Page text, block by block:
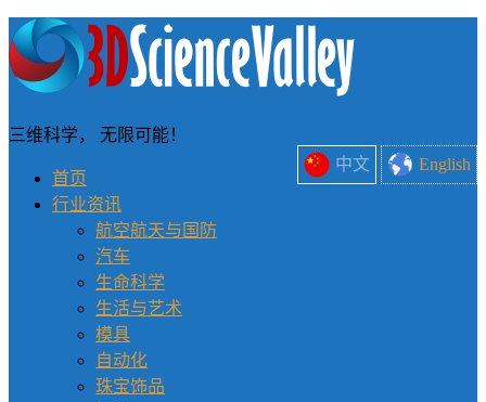
中文 English
三维科学， 无限可能！
首页
行业资讯
航空航天与国防
汽车
生命科学
生活与艺术
模具
自动化
珠宝饰品